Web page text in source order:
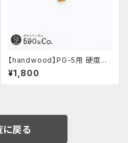
【handwood】PG-5用 硬度表
示窓 (真鍮/菱形窓)
¥1,800
戻る